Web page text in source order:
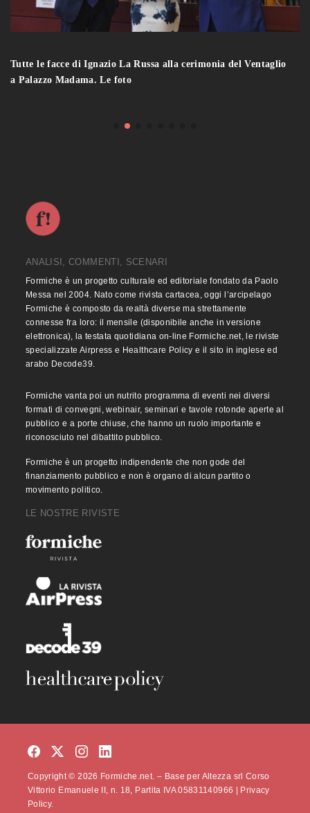
Tutte le facce di Ignazio La Russa alla cerimonia del Ventaglio
a Palazzo Madama. Le foto
ANALISI, COMMENTI, SCENARI
Formiche è un progetto culturale ed editoriale fondato da Paolo
Messa nel 2004. Nato come rivista cartacea, oggi l’arcipelago
Formiche è composto da realtà diverse ma strettamente
connesse fra loro: il mensile (disponibile anche in versione
elettronica), la testata quotidiana on-line Formiche.net, le riviste
specializzate Airpress e Healthcare Policy e il sito in inglese ed
arabo Decode39.
Formiche vanta poi un nutrito programma di eventi nei diversi
formati di convegni, webinair, seminari e tavole rotonde aperte al
pubblico e a porte chiuse, che hanno un ruolo importante e
riconosciuto nel dibattito pubblico.
Formiche è un progetto indipendente che non gode del
finanziamento pubblico e non è organo di alcun partito o
movimento politico.
LE NOSTRE RIVISTE
Copyright © 2026 Formiche.net. – Base per Altezza srl Corso
Vittorio Emanuele II, n. 18, Partita IVA 05831140966 | Privacy
Policy.